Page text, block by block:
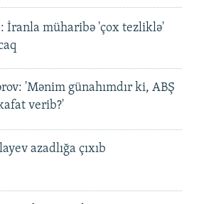
İranla müharibə 'çox tezliklə'
'Mənim günahımdır ki, ABŞ
verib?'
azadlığa çıxıb